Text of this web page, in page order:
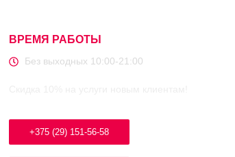
ВРЕМЯ РАБОТЫ
Без выходных 10:00-21:00
+375 (29) 151-56-58